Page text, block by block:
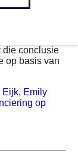
die conclusie
op basis van
Eijk, Emily
op